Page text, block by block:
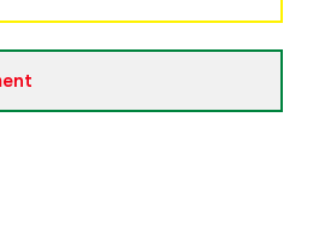
Slutsåld